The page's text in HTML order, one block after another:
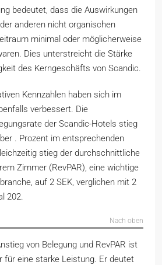
bedeutet, dass die Auswirkungen
anderen nicht organischen
minimal oder möglicherweise
Dies unterstreicht die Stärke
des Kerngeschäfts von Scandic.
Kennzahlen haben sich im
verbessert. Die
der Scandic-Hotels stieg
. Prozent im entsprechenden
stieg der durchschnittliche
Zimmer (RevPAR), eine wichtige
auf 2 SEK, verglichen mit 2
202.
Nach oben
von Belegung und RevPAR ist
für eine starke Leistung. Er deutet